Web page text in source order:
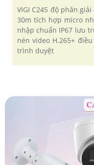
VIGI C245 độ phân
30m tích hợp micro
nhập chuẩn IP67 lưu
nén video H.265+
trình duyệt